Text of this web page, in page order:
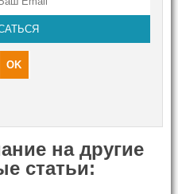
OK
на другие
статьи: